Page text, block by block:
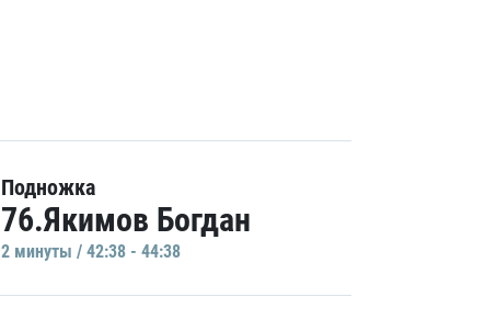
Подножка
76.Якимов Богдан
2 минуты / 42:38 - 44:38